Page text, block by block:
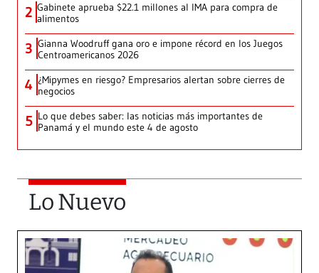
2 Gabinete aprueba $22.1 millones al IMA para compra de
alimentos
3 Gianna Woodruff gana oro e impone récord en los Juegos
Centroamericanos 2026
4 ¿Mipymes en riesgo? Empresarios alertan sobre cierres de
negocios
5 Lo que debes saber: las noticias más importantes de
Panamá y el mundo este 4 de agosto
Lo Nuevo